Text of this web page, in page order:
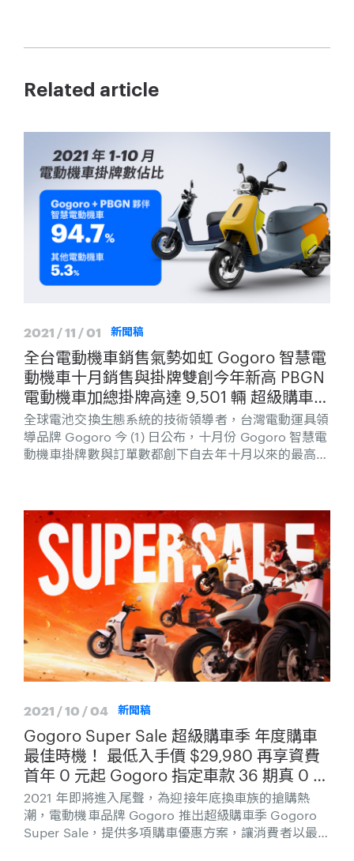
Related article
2021 / 11 / 01 新聞稿
全台電動機車銷售氣勢如虹 Gogoro 智慧電
動機車十月銷售與掛牌雙創今年新高 PBGN
電動機車加總掛牌高達 9,501 輛 超級購車季
最後倒數！最高折抵 $35,600 振興入手直
逼半價
全球電池交換生態系統的技術領導者，台灣電動運具領
導品牌 Gogoro 今 (1) 日公布，十月份 Gogoro 智慧電
動機車掛牌數與訂單數都創下自去年十月以來的最高紀
輛，本月使用 Gogoro Network 智慧電池之電動機車
總領牌輛數高達 9,501 輛。
2021 / 10 / 04 新聞稿
Gogoro Super Sale 超級購車季 年度購車
最佳時機！ 最低入手價 $29,980 再享資費
首年 0 元起 Gogoro 指定車款 36 期真 0 利
率 再抽三年資費 0 元起
2021 年即將進入尾聲，為迎接年底換車族的搶購熱
潮，電動機車品牌 Gogoro 推出超級購車季 Gogoro
Super Sale，提供多項購車優惠方案，讓消費者以最低